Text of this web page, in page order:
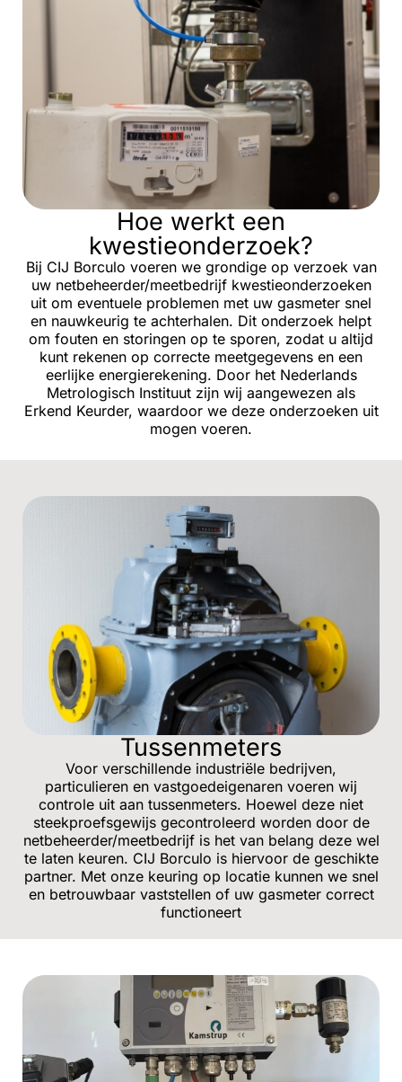
Hoe werkt een
kwestieonderzoek?
Bij CIJ Borculo voeren we grondige op verzoek van
uw netbeheerder/meetbedrijf kwestieonderzoeken
uit om eventuele problemen met uw gasmeter snel
en nauwkeurig te achterhalen. Dit onderzoek helpt
om fouten en storingen op te sporen, zodat u altijd
kunt rekenen op correcte meetgegevens en een
eerlijke energierekening. Door het Nederlands
Metrologisch Instituut zijn wij aangewezen als
Erkend Keurder, waardoor we deze onderzoeken uit
mogen voeren.
Tussenmeters
Voor verschillende industriële bedrijven,
particulieren en vastgoedeigenaren voeren wij
controle uit aan tussenmeters. Hoewel deze niet
steekproefsgewijs gecontroleerd worden door de
netbeheerder/meetbedrijf is het van belang deze wel
te laten keuren. CIJ Borculo is hiervoor de geschikte
partner. Met onze keuring op locatie kunnen we snel
en betrouwbaar vaststellen of uw gasmeter correct
functioneert